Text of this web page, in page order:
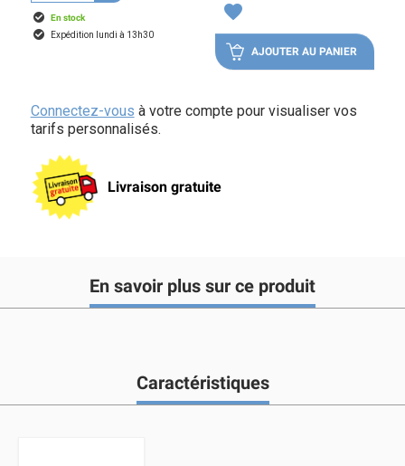
En stock
Expédition lundi à 13h30
favorite
AJOUTER AU PANIER
Connectez-vous à votre compte pour visualiser vos
tarifs personnalisés.
Livraison gratuite
En savoir plus sur ce produit
Caractéristiques